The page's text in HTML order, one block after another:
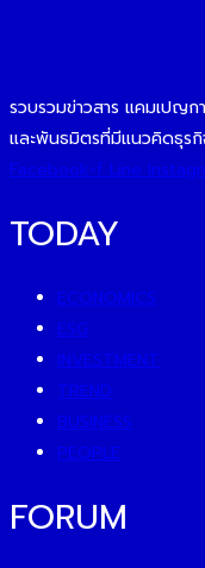
รวบรวมข่าวสาร แคมเปญ
และพันธมิตรที่มีแนวคิดธุร
Facebook-f Line
TODAY
ECONOMICS
ESG
INVESTMENT
TREND
BUSINESS
PEOPLE
FORUM